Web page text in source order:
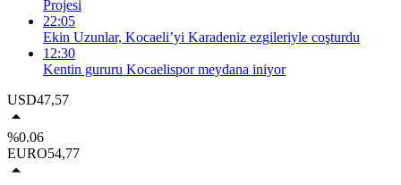
Projesi
22:05
Ekin Uzunlar, Kocaeli’yi Karadeniz ezgileriyle coşturdu
12:30
Kentin gururu Kocaelispor meydana iniyor
USD47,57
%0.06
EURO54,77